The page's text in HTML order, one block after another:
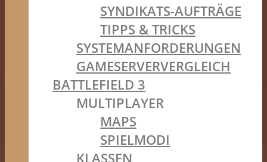
SYNDIKATS-AUFTRÄGE
TIPPS & TRICKS
SYSTEMANFORDERUNGEN
GAMESERVERVERGLEICH
BATTLEFIELD 3
MULTIPLAYER
MAPS
SPIELMODI